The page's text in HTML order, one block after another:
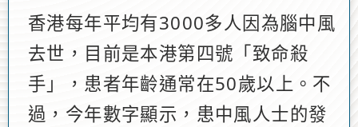
香港每年平均有3000多人因為腦中風
去世，目前是本港第四號「致命殺
手」，患者年齡通常在50歲以上。不
過，今年數字顯示，患中風人士的發